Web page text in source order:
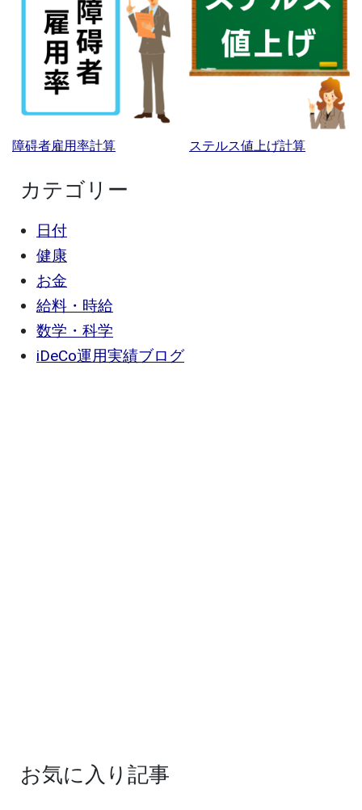
障碍者雇用率計算 ステルス値上げ計算
カテゴリー
日付
健康
お金
給料・時給
数学・科学
iDeCo運用実績ブログ
お気に入り記事